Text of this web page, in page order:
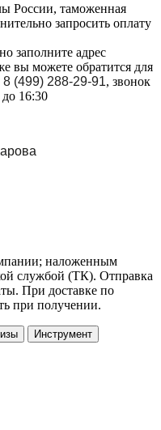
России, таможенная
запросить оплату
заполните адрес
вы можете обратится для
8 (499) 288-29-91, звонок
16:30
наложенным
службой (ТК). Отправка
При доставке по
при получении.
Инструмент